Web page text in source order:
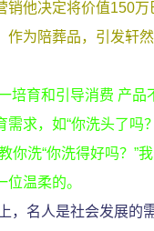
销他决定将价值150万
作为陪葬品，引发轩
培育和引导消费 产品
求，如“你洗头了吗
你洗“你洗得好吗？”
温柔的。
，名人是社会发展的